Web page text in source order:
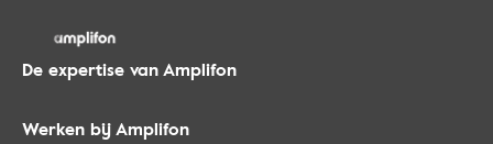
De expertise van Amplifon
Werken bij Amplifon